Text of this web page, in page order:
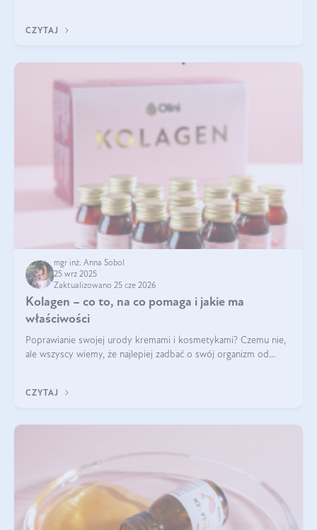
CZYTAJ
mgr inż. Anna Sobol
25 wrz 2025
Zaktualizowano 25 cze 2026
Kolagen – co to, na co pomaga i jakie ma
właściwości
Poprawianie swojej urody kremami i kosmetykami? Czemu nie,
ale wszyscy wiemy, że najlepiej zadbać o swój organizm od
wysokiej jakości suplem
CZYTAJ